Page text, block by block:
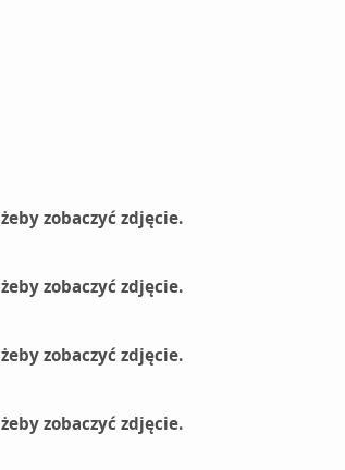
żeby zobaczyć zdjęcie.
żeby zobaczyć zdjęcie.
żeby zobaczyć zdjęcie.
żeby zobaczyć zdjęcie.